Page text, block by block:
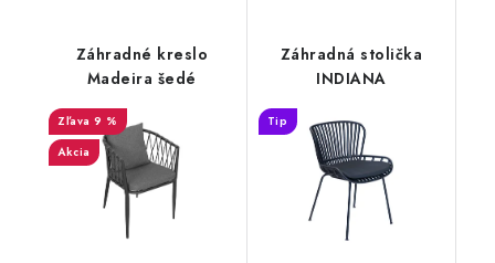
Záhradné kreslo
Madeira šedé
9 %
Akcia
Záhradná stolička
INDIANA
Tip